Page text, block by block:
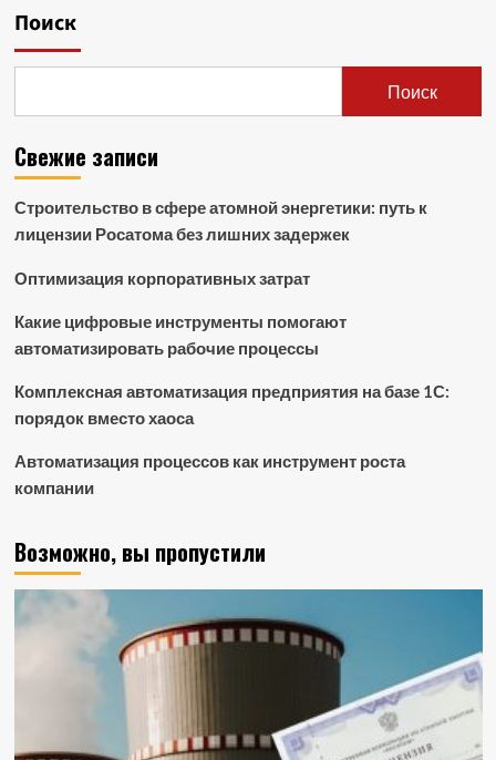
Поиск
Поиск
Свежие записи
Строительство в сфере атомной энергетики: путь к
лицензии Росатома без лишних задержек
Оптимизация корпоративных затрат
Какие цифровые инструменты помогают
автоматизировать рабочие процессы
Комплексная автоматизация предприятия на базе 1С:
порядок вместо хаоса
Автоматизация процессов как инструмент роста
компании
Возможно, вы пропустили